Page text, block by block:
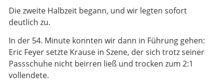
Die zweite Halbzeit begann, und wir legten sofort
deutlich zu.
In der 54. Minute konnten wir dann in Führung gehen:
Eric Feyer setzte Krause in Szene, der sich trotz seiner
Passschuhe nicht beirren ließ und trocken zum 2:1
vollendete.